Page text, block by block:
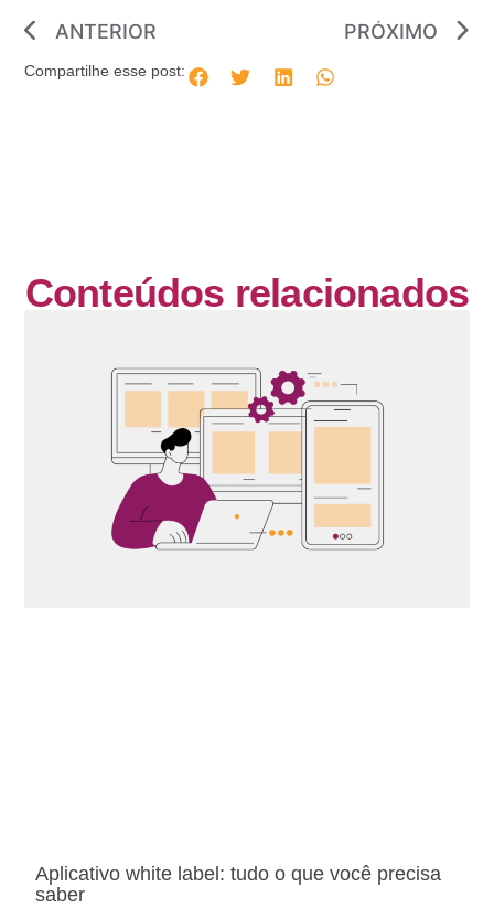
ANTERIOR PRÓXIMO
Compartilhe esse post:
Conteúdos relacionados
Aplicativo white label: tudo o que você precisa
saber